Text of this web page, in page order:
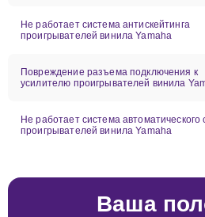
Не работает система антискейтинга
проигрывателей винила Yamaha
Повреждение разъема подключения к
усилителю проигрывателей винила
Не работает система автоматического
проигрывателей винила Yamaha
Ваша